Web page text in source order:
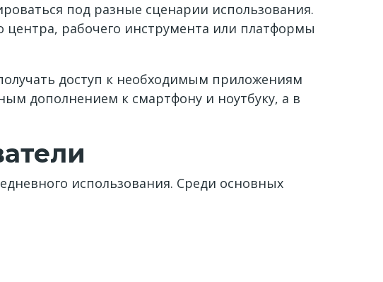
под разные сценарии использования.
рабочего инструмента или платформы
доступ к необходимым приложениям
дополнением к смартфону и ноутбуку, а в
использования. Среди основных